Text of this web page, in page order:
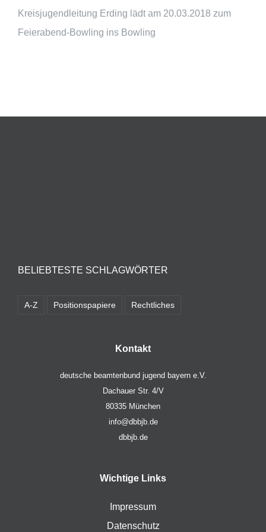
Kreisjugendleitung Erding lädt am 20.03.2018 zum
Feierabend-Bowling ins Bowling
BELIEBTESTE SCHLAGWÖRTER
A-Z Positionspapiere Rechtliches
Kontakt
deutsche beamtenbund jugend bayern e.V.
Dachauer Str. 4/V
80335 München
info@dbbjb.de
dbbjb.de
Wichtige Links
Impressum
Datenschutz